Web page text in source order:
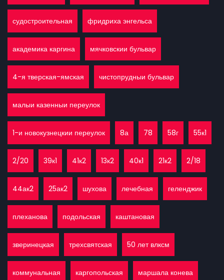
судостроительная фридриха энгельса
академика каргина мячковскии бульвар
4-я тверская-ямская чистопрудныи бульвар
малыи казенныи переулок
1-и новокузнецкии переулок 8а 78 58г 55к1
2/20 39к1 41к2 13к2 40к1 21к2 2/18
44ак2 25ак2 шухова лечебная геленджик
плеханова подольская каштановая
зверинецкая трехсвятская 50 лет влксм
коммунальная каргопольская маршала конева